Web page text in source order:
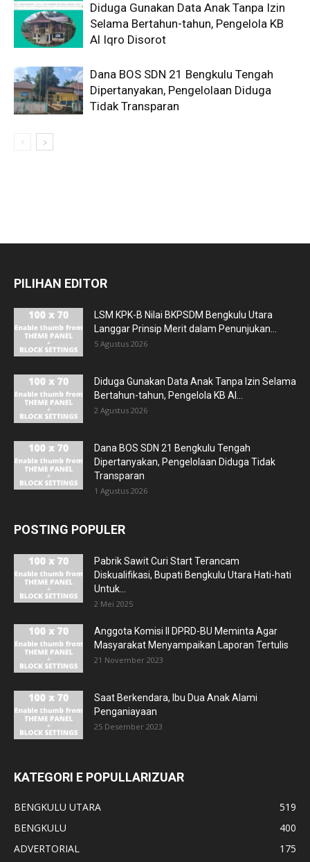
Diduga Gunakan Data Anak Tanpa Izin
Selama Bertahun-tahun, Pengelola KB
Al Iqro Disorot
Dana BOS SDN 21 Bengkulu Tengah
Dipertanyakan, Pengelolaan Diduga
Tidak Transparan
PILIHAN EDITOR
LSM KPK-B Nilai BKPSDM Bengkulu Utara
Langgar Prinsip Merit dalam Penunjukan...
5 Agustus 2026
Diduga Gunakan Data Anak Tanpa Izin Selama
Bertahun-tahun, Pengelola KB Al...
2 Agustus 2026
Dana BOS SDN 21 Bengkulu Tengah
Dipertanyakan, Pengelolaan Diduga Tidak
Transparan
1 Agustus 2026
POSTING POPULER
Pabrik Sawit Curi Start Terancam
Diskualifikasi, Bupati Bengkulu Utara Hati-hati
Untuk...
2 Mei 2025
Anggota Komisi II DPRD-BU Meminta Agar
Masyarakat Menyampaikan Laporan Tertulis
21 November 2023
Saat Berkendara, Ibu Dua Anak Alami
Penganiayaan
25 Desember 2023
KATEGORI E POPULLARIZUAR
BENGKULU UTARA
519
BENGKULU
400
ADVERTORIAL
175